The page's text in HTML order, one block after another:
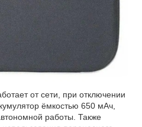
от сети, при отключении
ёмкостью 650 мАч,
работы. Также